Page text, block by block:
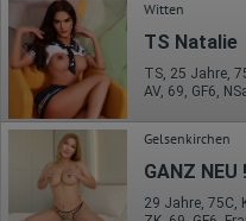
Daten anonym erhoben
volle IP-Adresse an einen
übertragen und dort gekürzt.
übermittelte IP-Adresse wird
zusammengeführt.
Erhobene Informationen
Herkunft (Land und Stadt)
Sprache
Betriebssystem
Gerät (PC, Tablet-PC
Witten
TS Natalie
AV, 69, GF6,
Gelsenkirchen
GANZ NEU